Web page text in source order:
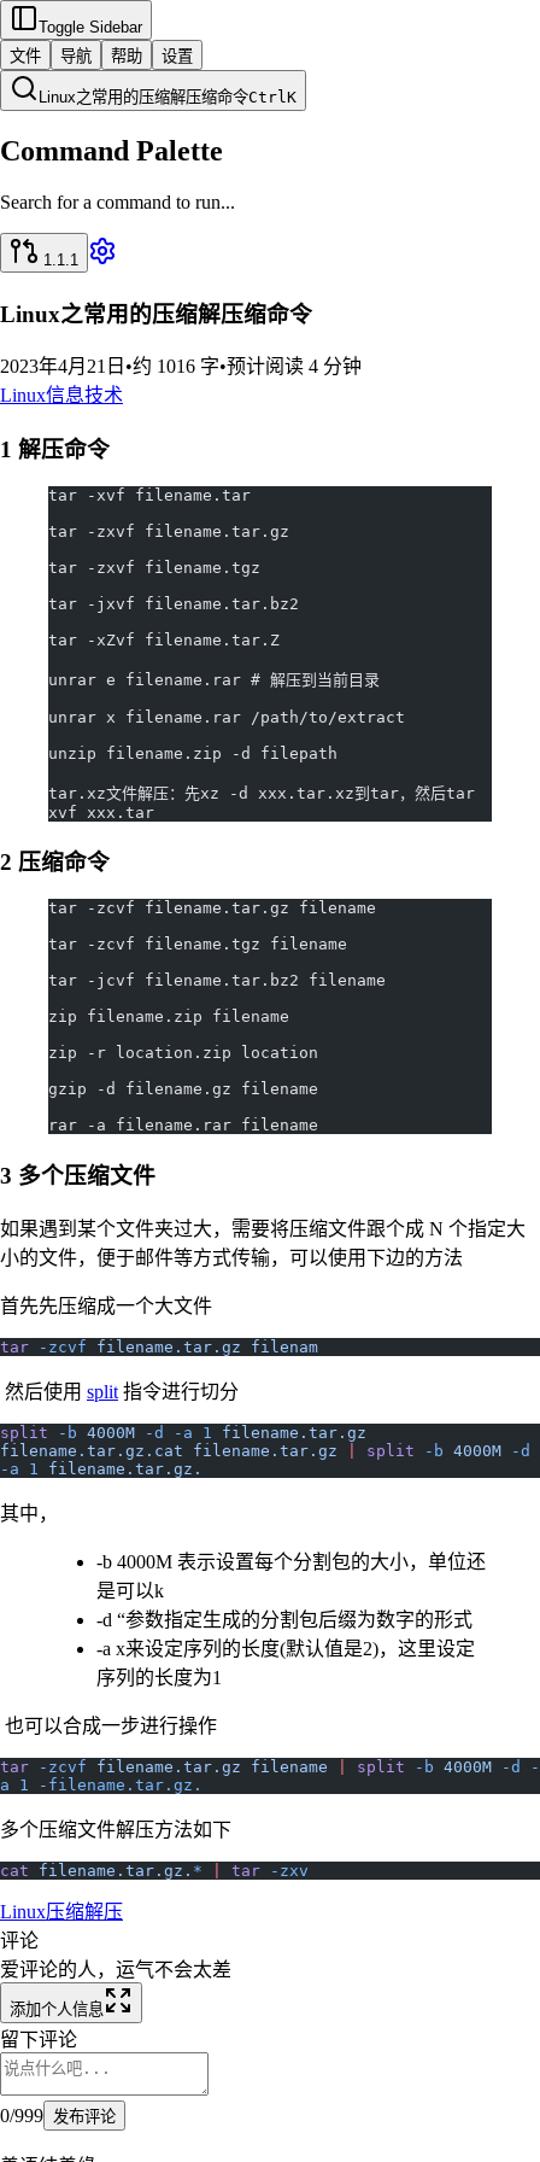
Toggle Sidebar
文件
导航 帮助 设置
Linux之常用的压缩解压缩命令CtrlK
Command Palette
Search for a command to run...
1.1.1
Linux之常用的压缩解压缩命令
2023年4月21日 •约 1016 字•预计阅读 4 分钟
Linux信息技术
1 解压命令
tar -xvf filename.tar
tar -zxvf filename.tar.gz
tar -zxvf filename.tgz
tar -jxvf filename.tar.bz2
tar -xZvf filename.tar.Z
unrar e filename.rar # 解压到当前目录
unrar x filename.rar /path/to/extract
unzip filename.zip -d filepath
tar.xz文件解压：先xz -d xxx.tar.xz到tar，然后tar
xvf xxx.tar
2 压缩命令
tar -zcvf filename.tar.gz filename
tar -zcvf filename.tgz filename
tar -jcvf filename.tar.bz2 filename
zip filename.zip filename
zip -r location.zip location
gzip -d filename.gz filename
rar -a filename.rar filename
3 多个压缩文件
如果遇到某个文件夹过大，需要将压缩文件跟个成 N 个指定大
小的文件，便于邮件等方式传输，可以使用下边的方法
首先先压缩成一个大文件
tar -zcvf filename.tar.gz filenam
然后使用 split 指令进行切分
split -b 4000M -d -a 1
filename.tar.gz
filename.tar.gz.cat filename.tar.gz split -b 4000M -d
-a 1 filename.tar.gz.
其中，
-b 4000M 表示设置每个分割包的大小，单位还
是可以k
-d “参数指定生成的分割包后缀为数字的形式
-a x来设定序列的长度(默认值是2)，这里设定
序列的长度为1
也可以合成一步进行操作
tar -zcvf filename.tar.gz filename split -b 4000M -d
-
a 1 -filename.tar.gz.
多个压缩文件解压方法如下
cat filename.tar.gz. * tar -zxv
Linux压缩解压
评论
爱评论的人，运气不会太差
添加个人信息
留下评论
0/999 发布评论